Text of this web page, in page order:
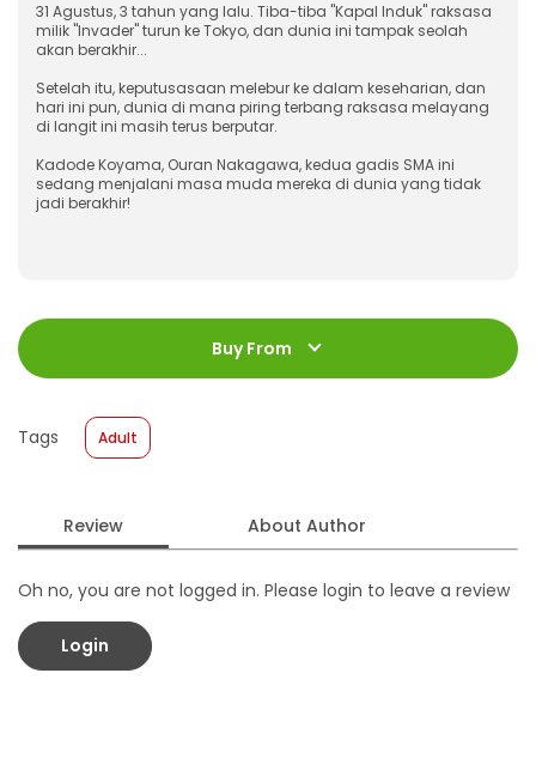
31 Agustus, 3 tahun yang lalu. Tiba-tiba "Kapal Induk" raksasa
milik "Invader" turun ke Tokyo, dan dunia ini tampak seolah
akan berakhir...
Setelah itu, keputusasaan melebur ke dalam keseharian, dan
hari ini pun, dunia di mana piring terbang raksasa melayang
di langit ini masih terus berputar.
Kadode Koyama, Ouran Nakagawa, kedua gadis SMA ini
sedang menjalani masa muda mereka di dunia yang tidak
jadi berakhir!
ISBN :
978-623-03-2008-8
200 halaman
Size
:
13 x 18
Format
Buy From
Tags Adult
Review About Author
Oh no, you are not logged in. Please login to leave a review
Login